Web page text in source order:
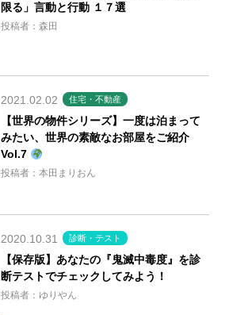
限る」言動と行動 １７選
投稿者：森田
2021.02.02 住宅・不動産
【世界の物件シリーズ】一度は泊まって
みたい、世界の素敵なお部屋をご紹介
Vol.7
投稿者：本田まりおん
2020.10.31 診断・テスト
【保存版】あなたの『鬼滅中毒度』を診
断テストでチェックしてみよう！
投稿者：ゆりやん